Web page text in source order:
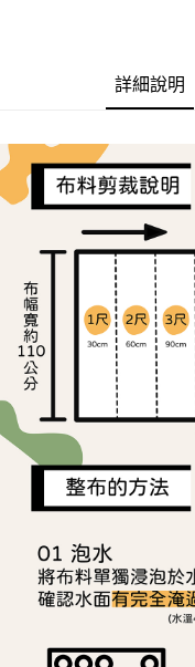
１．簡單：不需註冊會員、
３．安心：先確認商品／服
【「AFTEE先享後付」結帳
１．於結帳方式選擇「
結帳頁面，進行簡訊認證並
２．訂單成立數日內，您將
３．收到繳費通知簡訊後14
ATM／網路銀行／等多元方
※ 請注意：結帳手續完成當
購買商品的店家。未經商家
後付繳納相關費用。
※ 交易是否成功請以「
是否繳費成功／繳費後需取
客戶支援中心」 https://
【注意事項】
１．透過由恩沛科技股份有
易，需依本服務之必要範圍
權轉讓予恩沛科技股份有限
https://aftee.tw/terms/#terms3
３．未成年的使用者請事先
「AFTEE先享後付」，若
任。
４．使用「AFTEE先享後
時審查核予不同之上限額度
請求用戶進行身份認證。
全家取貨付款
每筆NT$65，滿
每筆NT$65，滿
宅配
每筆NT$150，滿
離島宅配
每筆NT$240
詳細說明